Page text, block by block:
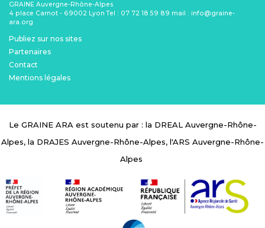
GRAINE Auvergne-Rhône-Alpes
4 place Carnot - 69002 Lyon Tel : 07 72 18 59 89 mail : info@graine-
ara.org
Menu Pied de page
Publiez sur nos sites
Partenaires
Contact
Mentions légales
Le GRAINE ARA est soutenu par : la DREAL Auvergne-Rhône-
Alpes, la DRAJES Auvergne-Rhône-Alpes, l'ARS Auvergne-Rhône-
Alpes